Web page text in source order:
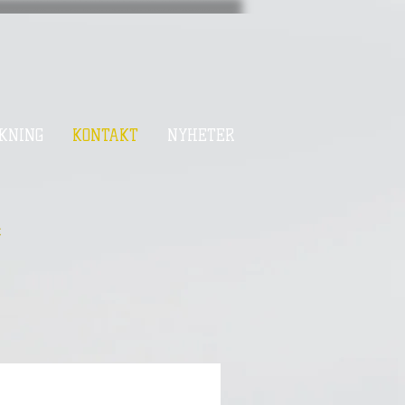
KONTAKT NYHETER